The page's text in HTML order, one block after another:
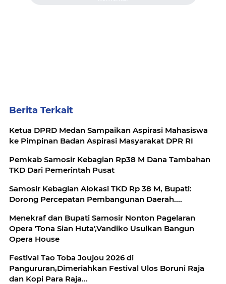
Berita Terkait
Ketua DPRD Medan Sampaikan Aspirasi Mahasiswa
ke Pimpinan Badan Aspirasi Masyarakat DPR RI
Pemkab Samosir Kebagian Rp38 M Dana Tambahan
TKD Dari Pemerintah Pusat
Samosir Kebagian Alokasi TKD Rp 38 M, Bupati:
Dorong Percepatan Pembangunan Daerah....
Menekraf dan Bupati Samosir Nonton Pagelaran
Opera 'Tona Sian Huta',Vandiko Usulkan Bangun
Opera House
Festival Tao Toba Joujou 2026 di
Pangururan,Dimeriahkan Festival Ulos Boruni Raja
dan Kopi Para Raja...